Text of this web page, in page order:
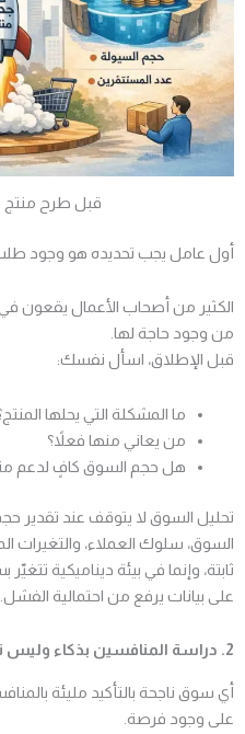
قبل طرح منتج
أول عامل يجب تحديده هو وجود
الكثير من أصحاب الأعمال يقعون في
من وجود حاجة لها.
قبل الإطلاق، اسأل نفسك:
ما المشكلة التي يحلها
من يعاني منها فعلاً؟
هل حجم السوق كافٍ لدعم
تحليل السوق لا يتوقف عند تقدير
السوق، سلوك العملاء، والتغيرات
ثابتة، وإنما في بيئة ديناميكية
على بيانات يرفع من احتمالية الفشل.
2. دراسة المنافسين بذكاء وليس تقليداً
أي سوق ناجحة بالتأكيد مليئة
على وجود فرصة.